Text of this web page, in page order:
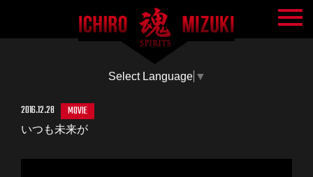
Select Language ▼
2016.12.28 MOVIE
いつも未来が